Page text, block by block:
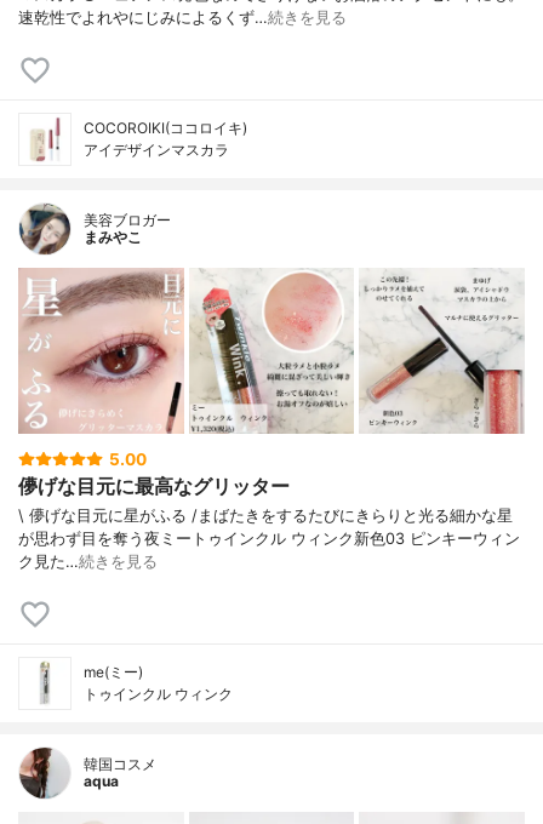
速乾性でよれやにじみによるくず…続きを見る
COCOROIKI(ココロイキ)
アイデザインマスカラ
美容ブロガー
まみやこ
5.00
儚げな目元に最高なグリッター
\ 儚げな目元に星がふる /⁡⁡まばたきをするたびにきらりと光る細かな星
が思わず目を奪う夜⁡⁡⁡ミートゥインクル ウィンク新色03 ピンキーウィン
ク⁡⁡⁡⁡見た…続きを見る
me(ミー)
トゥインクル ウィンク
韓国コスメ
aqua